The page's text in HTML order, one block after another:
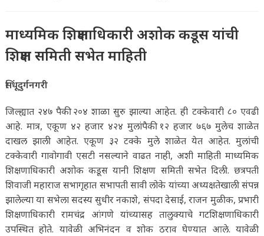
माध्यमिक शिक्षणाधिकारी अशोक कडूस यांची
शिक्षण समिती सभेत माहिती
सिंधूदुर्गनगरी
जिल्ह्यात २४७ पैकी २०४ शाळा सुरु झाल्या आहेत. ही टक्केवारी ८० एवढी
आहे. मात्र, एकूण ४२ हजार ४२४ मुलांपैकी १२ हजार ७६७ मुलेच शाळेत
दाखल झाली आहेत. एकूण ३२ टक्के मुले शाळेत येत आहेत. मुलांची
टक्केवारी गावोगावी एसटी नसल्याने वाढत नाही, अशी माहिती माध्यमिक
शिक्षणाधिकारी अशोक कडूस यानी शिक्षण समिती सभेत दिली. छत्रपती
शिवाजी महाराज सभागृहात सभापती सावी लोके यांच्या अध्यक्षतेखाली संपन्न
झालेल्या या सभेला सदस्य सुधीर नकाशे, संपदा देसाई, राजन मुळीक, प्रभारी
शिक्षणाधिकारी रामचंद्र आंगणे यांच्यासह तालुक्याचे गटशिक्षणाधिकारी
उपस्थित होते. यावेळी अभिनंदन व शोक ठराव घेण्यात आले. यावेळी